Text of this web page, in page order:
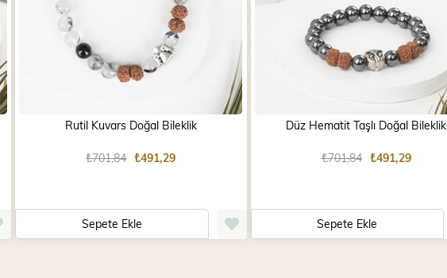
Rutil Kuvars Doğal Bileklik
₺491,29
₺701,84
Sepete Ekle
Düz Hematit Taşlı Doğal Bileklik
₺491,29
₺701,84
Sepete Ekle